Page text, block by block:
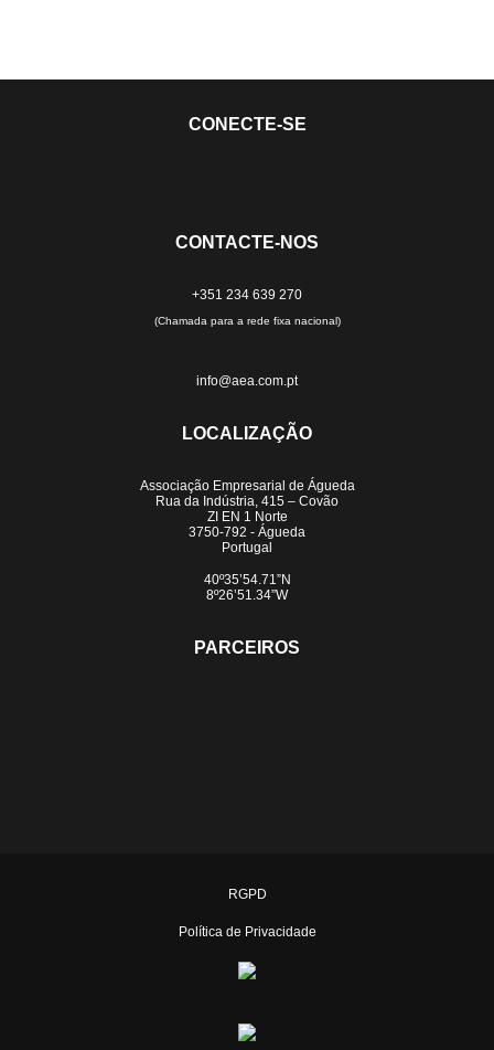
CONECTE-SE
CONTACTE-NOS
+351 234 639 270
(Chamada para a rede fixa nacional)
info@aea.com.pt
LOCALIZAÇÃO
Associação Empresarial de Águeda
Rua da Indústria, 415 – Covão
ZI EN 1 Norte
3750-792 - Águeda
Portugal
40º35’54.71”N
8º26’51.34”W
PARCEIROS
RGPD
Política de Privacidade